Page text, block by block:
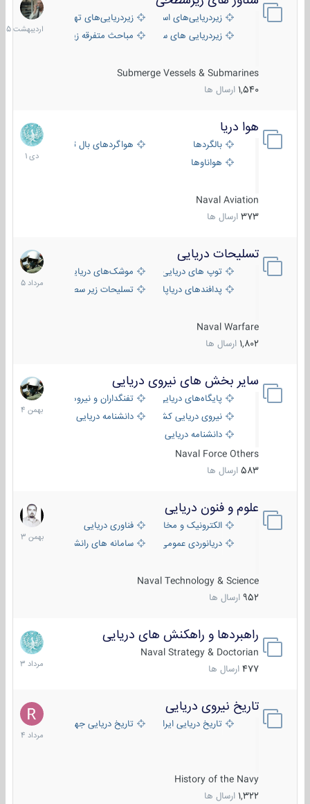
زیردریایی‌های استراتژیکزیردریایی‌های تهاجمی
زیردریایی های سبک
مباحث متفرقه زیرسطحی
Submerge Vessels & Submarines
1,540 ارسال ها
1405
هوا دریا
بالگردها
هواگردهای بال ثابت
هواناوها
Naval Aviation
373 ارسال ها
12
دی
1401
تسلیحات دریایی
توپ های دریایی
موشک‌های دریایی
پدافندهای دریاپایه
تسلیحات زیر سطحی
Naval Warfare
1,802 ارسال ها
2
مرداد
1405
سایر بخش های نیروی دریایی
پایگاه‌های دریایی
تفنگداران و نیروهای ویژه‌ی دریایی
نیروی دریایی کشورهای مختلفدانشنامه دریایی
دانشنامه دریایی کپی
Naval Force Others
583 ارسال ها
22
بهمن
1404
علوم و فنون دریایی
الکترونیک و مخابرات دریاییفناوری دریایی
دریانوردی عمومی
سامانه های رانشی دریایی
Naval Technology & Science
952 ارسال ها
6
بهمن
1403
راهبردها و راهکنش های دریایی
Naval Strategy & Doctorian
477 ارسال ها
2
مرداد
1403
تاریخ نیروی دریایی
تاریخ دریایی ایران تاریخ دریایی جهان
History of the Navy
1,322 ارسال ها
16
مرداد
1404